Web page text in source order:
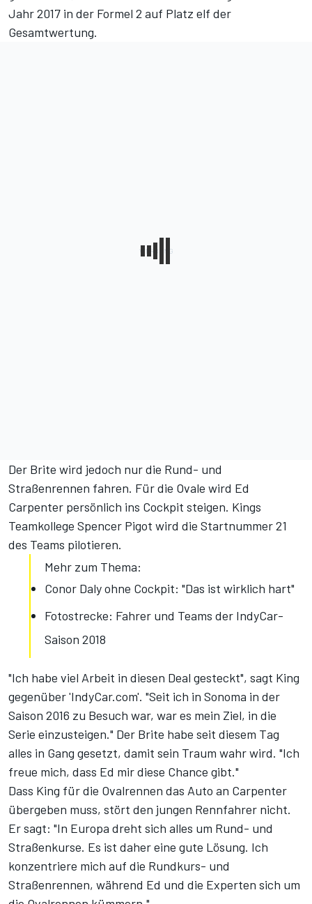
Jahr 2017 in der Formel 2 auf Platz elf der
Gesamtwertung.
Der Brite wird jedoch nur die Rund- und
Straßenrennen fahren. Für die Ovale wird Ed
Carpenter persönlich ins Cockpit steigen. Kings
Teamkollege Spencer Pigot wird die Startnummer 21
des Teams pilotieren.
Mehr zum Thema:
Conor Daly ohne Cockpit: "Das ist wirklich hart"
Fotostrecke: Fahrer und Teams der IndyCar-
Saison 2018
"Ich habe viel Arbeit in diesen Deal gesteckt", sagt King
gegenüber 'IndyCar.com'. "Seit ich in Sonoma in der
Saison 2016 zu Besuch war, war es mein Ziel, in die
Serie einzusteigen." Der Brite habe seit diesem Tag
alles in Gang gesetzt, damit sein Traum wahr wird. "Ich
freue mich, dass Ed mir diese Chance gibt."
Dass King für die Ovalrennen das Auto an Carpenter
übergeben muss, stört den jungen Rennfahrer nicht.
Er sagt: "In Europa dreht sich alles um Rund- und
Straßenkurse. Es ist daher eine gute Lösung. Ich
konzentriere mich auf die Rundkurs- und
Straßenrennen, während Ed und die Experten sich um